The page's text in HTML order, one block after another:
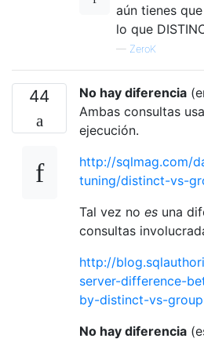
aún tienes
lo que
— ZeroK
44 No hay diferencia
Ambas consultas
ejecución.
http://sqlmag.com/
tuning/distinct-vs-
Tal vez no es una
consultas
http://
server-difference-
by-distinct-vs-
No hay diferencia